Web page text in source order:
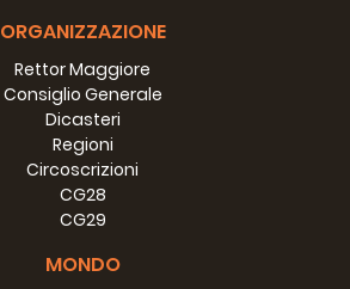
ORGANIZZAZIONE
Rettor Maggiore
Consiglio Generale
Dicasteri
Regioni
Circoscrizioni
CG28
CG29
MONDO